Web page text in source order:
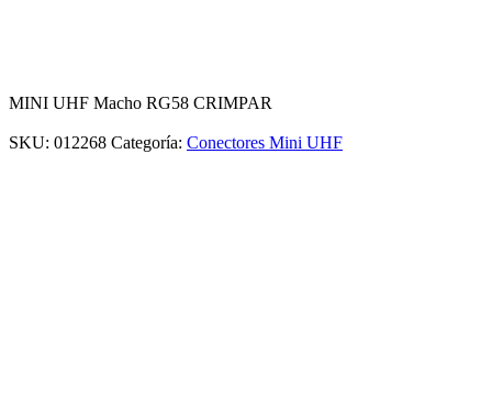
MINI UHF Macho RG58 CRIMPAR
SKU: 012268 Categoría: Conectores Mini UHF